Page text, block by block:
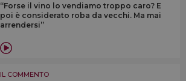
“Forse il vino lo vendiamo troppo caro? E
poi è considerato roba da vecchi. Ma mai
arrendersi”
IL COMMENTO